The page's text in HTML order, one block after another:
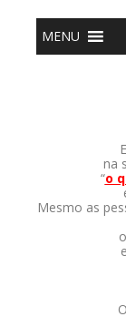
conteúdo
MENU
na
“o
Mesmo as